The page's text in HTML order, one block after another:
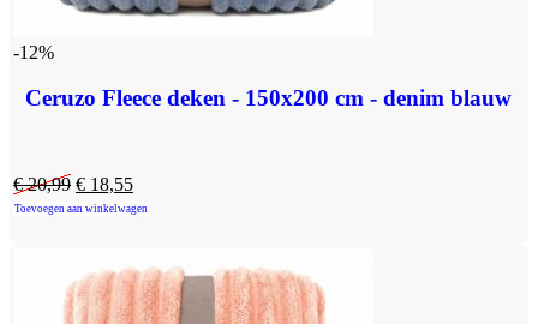
-12%
Ceruzo Fleece deken - 150x200 cm - denim blauw
€20,99 € 18,55
Toevoegen aan winkelwagen